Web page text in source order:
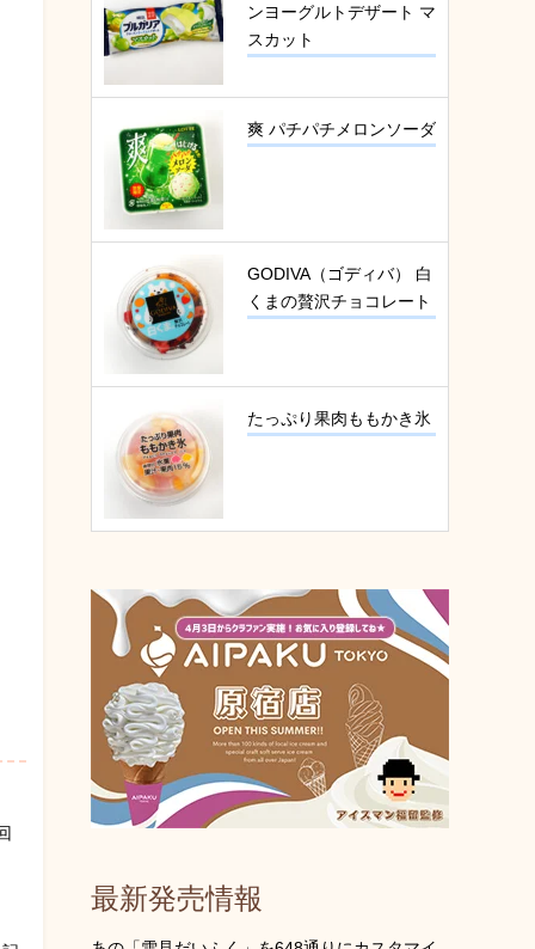
ンヨーグルトデザート マ
スカット
爽 パチパチメロンソーダ
GODIVA（ゴディバ） 白
くまの贅沢チョコレート
たっぷり果肉ももかき氷
最新発売情報